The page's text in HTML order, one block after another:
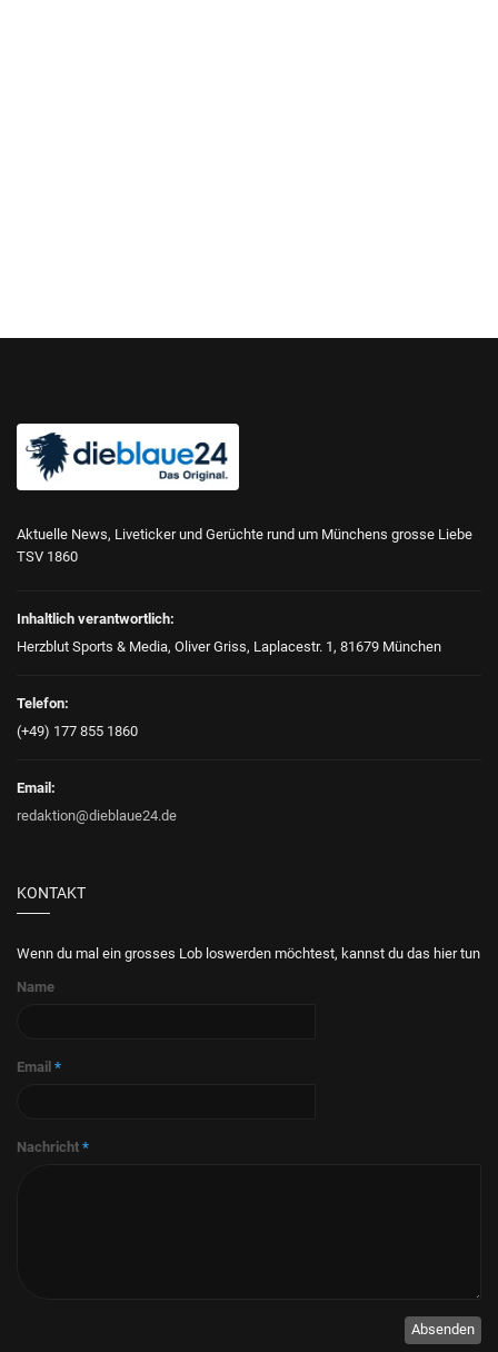
Aktuelle News, Liveticker und Gerüchte rund um Münchens grosse Liebe
TSV 1860
Inhaltlich verantwortlich:
Herzblut Sports & Media, Oliver Griss, Laplacestr. 1, 81679 München
Telefon:
(+49) 177 855 1860
Email:
redaktion@dieblaue24.de
KONTAKT
Wenn du mal ein grosses Lob loswerden möchtest, kannst du das hier tun
Name
Email *
Nachricht *
Absenden